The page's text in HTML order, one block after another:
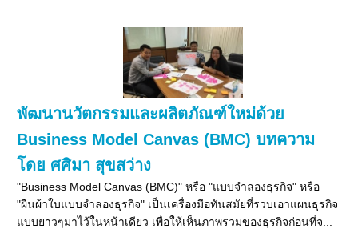
พัฒนานวัตกรรมและผลิตภัณฑ์ใหม่ด้วย
Business Model Canvas (BMC) บทความ
โดย ศศิมา สุขสว่าง
"Business Model Canvas (BMC)" หรือ "แบบจำลองธุรกิจ" หรือ
"ผืนผ้าใบแบบจำลองธุรกิจ" เป็นเครื่องมือทันสมัยที่รวบเอาแผนธุรกิจ
แบบยาวๆมาไว้ในหน้าเดียว เพื่อให้เห็นภาพรวมของธุรกิจก่อนที่จ...